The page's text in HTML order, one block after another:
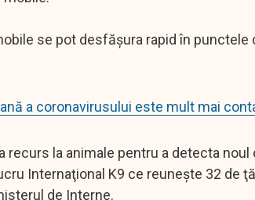
se pot desfăşura rapid în
a coronavirusului este mult mai
recurs la animale pentru a detecta
Internaţional K9 ce reuneşte 32 de
de Interne.